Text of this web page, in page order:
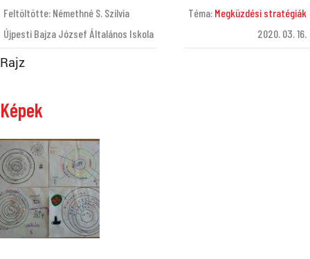
Feltöltötte: Némethné S. Szilvia
Újpesti Bajza József Általános Iskola
Téma: Megküzdési stratégiák
2020. 03. 16.
Rajz
Képek